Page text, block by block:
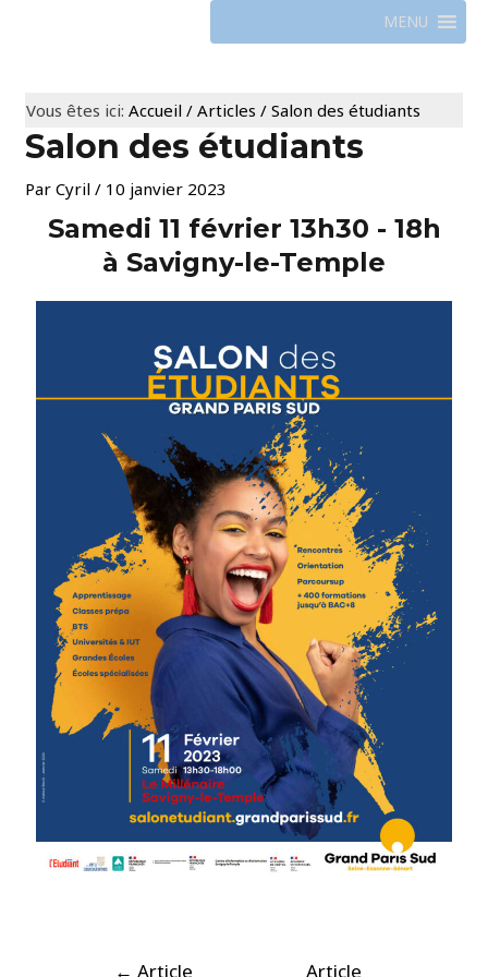
MENU
Vous êtes ici:Accueil /Articles /Salon des étudiants
Salon des étudiants
ParCyril/ 10 janvier 2023
Samedi 11 février 13h30 - 18h
à Savigny-le-Temple
← Article Article